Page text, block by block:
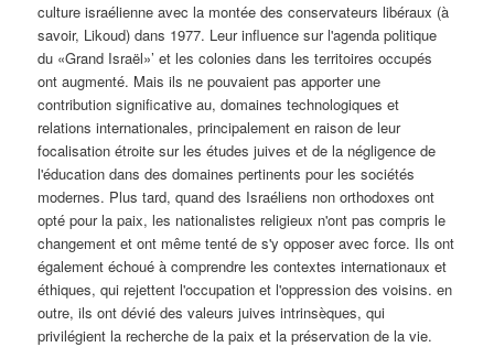
culture israélienne avec la montée des conservateurs libéraux (à
savoir, Likoud) dans 1977. Leur influence sur l'agenda politique
du «Grand Israël»’ et les colonies dans les territoires occupés
ont augmenté. Mais ils ne pouvaient pas apporter une
contribution significative au, domaines technologiques et
relations internationales, principalement en raison de leur
focalisation étroite sur les études juives et de la négligence de
l'éducation dans des domaines pertinents pour les sociétés
modernes. Plus tard, quand des Israéliens non orthodoxes ont
opté pour la paix, les nationalistes religieux n'ont pas compris le
changement et ont même tenté de s'y opposer avec force. Ils ont
également échoué à comprendre les contextes internationaux et
éthiques, qui rejettent l'occupation et l'oppression des voisins. en
outre, ils ont dévié des valeurs juives intrinsèques, qui
privilégient la recherche de la paix et la préservation de la vie.